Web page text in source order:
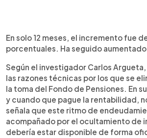
En solo 12 meses, el incremento fue
porcentuales. Ha seguido
Según el investigador Carlos
las razones técnicas por los que se
la toma del Fondo de Pensiones. En
y cuando que pague la rentabilidad,
señala que este ritmo de
acompañado por el ocultamiento de
debería estar disponible de forma